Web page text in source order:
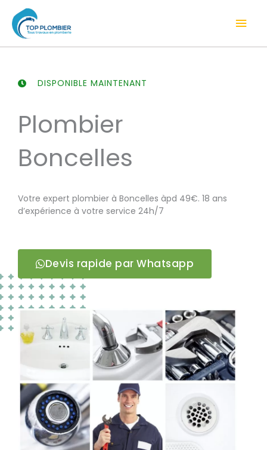
contenu
DISPONIBLE MAINTENANT
Plombier
Boncelles
Votre expert plombier à Boncelles àpd 49€. 18 ans
d’expérience à votre service 24h/7
Devis rapide par Whatsapp